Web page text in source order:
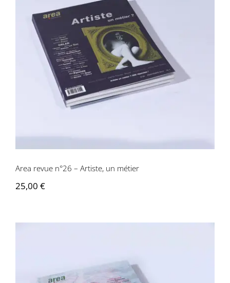
Area revue n°26 – Artiste, un métier
Area revue n°26 – Artiste, un métier
25,00 €